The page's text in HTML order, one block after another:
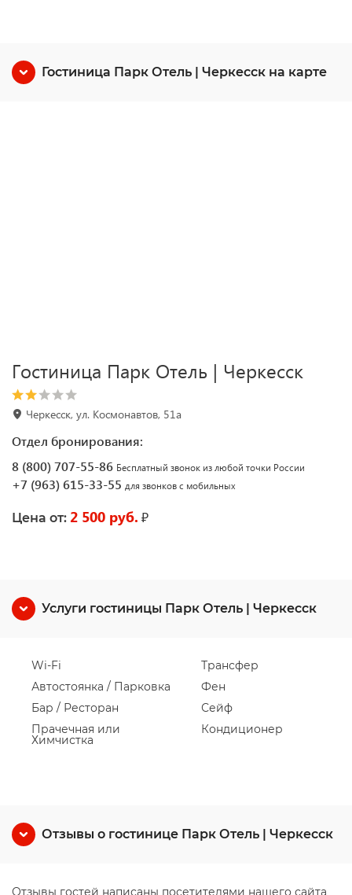
Гостиница Парк Отель | Черкесск на карте
Гостиница Парк Отель | Черкесск
Черкесск, ул. Космонавтов, 51а
Отдел бронирования:
8 (800) 707-55-86 Бесплатный звонок из любой точки России
+7 (963) 615-33-55 для звонков с мобильных
Цена от: 2 500 руб. ₽
Услуги гостиницы Парк Отель | Черкесск
Wi-Fi
Автостоянка / Парковка
Бар / Ресторан
Прачечная или
Химчистка
Трансфер
Фен
Сейф
Кондиционер
Отзывы о гостинице Парк Отель | Черкесск
Отзывы гостей написаны посетителями нашего сайта